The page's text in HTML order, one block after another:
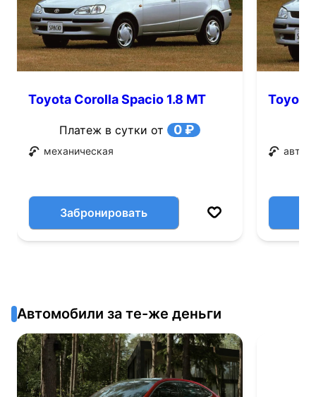
Toyota Corolla Spacio 1.8 MT
Платеж в сутки от 0 ₽
механическая
Забронировать
Toyota
Автомобили за те-же деньги